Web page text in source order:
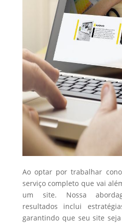
Ao optar por trabalhar
serviço completo que vai
um site. Nossa
resultados inclui
garantindo que seu site